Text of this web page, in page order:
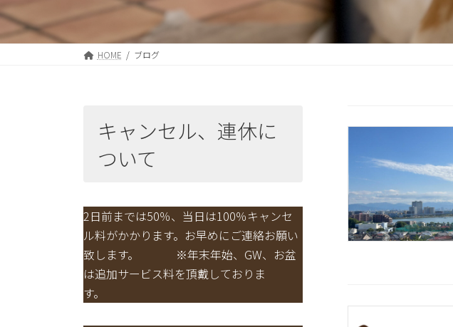
HOME ブログ
キャンセル、連休に
ついて
2日前までは50％、当日は100％キャンセ
ル料がかかります。お早めにご連絡お願い
致します。 ※年末年始、GW、お盆
は追加サービス料を頂戴しておりま
す。